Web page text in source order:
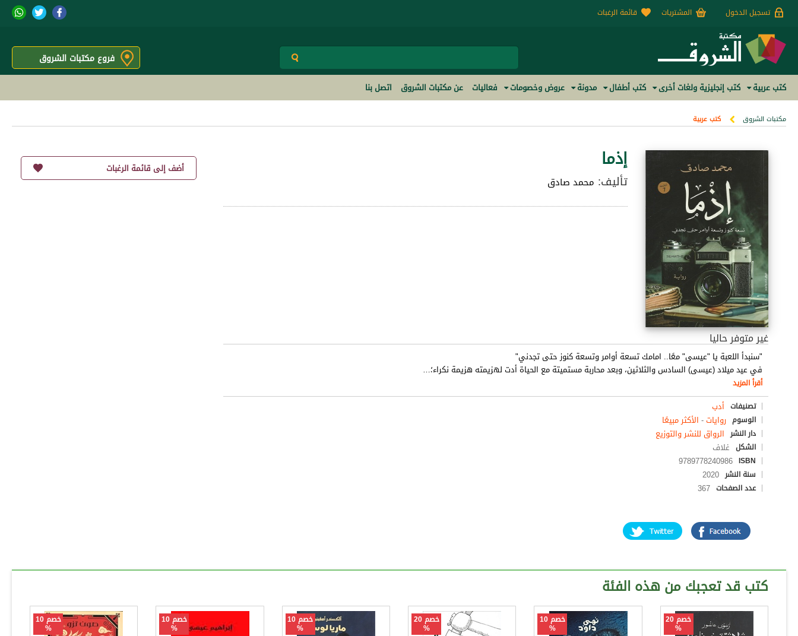
تسجيل الدخول المشتريات قائمة الرغبات
فروع مكتبات الشروق
كتب عربية كتب إنجليزية ولغات أخرى كتب أطفال مدونة عروض وخصومات فعاليات عن مكتبات الشروق اتصل بنا
مكتبات الشروق كتب عربية
إذما
تأليف: محمد صادق
غير متوفر حاليا
"سنبدأ اللعبة يا "عيسى" معًا.. امامك تسعة أوامر وتسعة كنوز حتى تجدني"
في عيد ميلاد (عيسى) السادس والثلاثين، وبعد محاربة مستميتة مع الحياة أدت لهزيمته هزيمة نكراء؛…
أقرأ المزيد
تصنيفات أدب
الوسوم روايات- الأكثر مبيعًا
دار النشر الرواق للنشر والتوزيع
الشكل غلاف
ISBN
9789778240986
سنة النشر 2020
عدد الصفحات 367
أضف إلى قائمة الرغبات
كتب قد تعجبك من هذه الفئة
خصم 20
%
خصم 10
%
خصم 20
%
خصم 10
%
خصم 10
%
خصم 10
%